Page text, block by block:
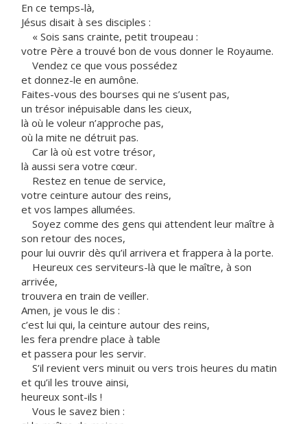
En ce temps-là,
Jésus disait à ses disciples :
« Sois sans crainte, petit troupeau :
votre Père a trouvé bon de vous donner le Royaume.
Vendez ce que vous possédez
et donnez-le en aumône.
Faites-vous des bourses qui ne s’usent pas,
un trésor inépuisable dans les cieux,
là où le voleur n’approche pas,
où la mite ne détruit pas.
Car là où est votre trésor,
là aussi sera votre cœur.
Restez en tenue de service,
votre ceinture autour des reins,
et vos lampes allumées.
Soyez comme des gens qui attendent leur maître à
son retour des noces,
pour lui ouvrir dès qu’il arrivera et frappera à la porte.
Heureux ces serviteurs-là que le maître, à son
arrivée,
trouvera en train de veiller.
Amen, je vous le dis :
c’est lui qui, la ceinture autour des reins,
les fera prendre place à table
et passera pour les servir.
S’il revient vers minuit ou vers trois heures du matin
et qu’il les trouve ainsi,
heureux sont-ils !
Vous le savez bien :